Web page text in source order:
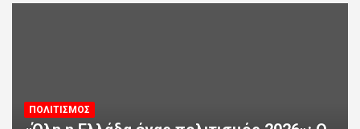
ΠΟΛΙΤΙΣΜΟΣ